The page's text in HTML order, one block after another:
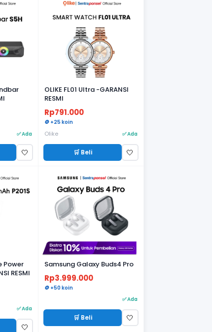
✅ Ada
🤍
OLIKE FL01 Ultra -GARANSI
RESMI
Rp791.000
🪙 +25 koin
Olike ✅ Ada
🛒 Beli 🤍
Power
RESMI
✅ Ada
🤍
Samsung Galaxy Buds4 Pro
Rp3.999.000
🪙 +50 koin
✅ Ada
🛒 Beli 🤍